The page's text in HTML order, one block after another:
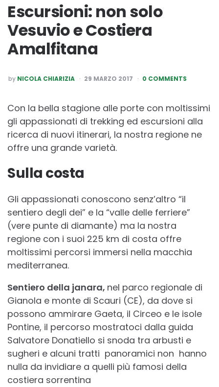
Escursioni: non solo
Vesuvio e Costiera
Amalfitana
POSTED
BY
by NICOLA CHIARIZIA 29 MARZO 2017 0 COMMENTS
Con la bella stagione alle porte con moltissimi
gli appassionati di trekking ed escursioni alla
ricerca di nuovi itinerari, la nostra regione ne
offre una grande varietà.
Sulla costa
Gli appassionati conoscono senz’altro “il
sentiero degli dei” e la “valle delle ferriere”
(vere punte di diamante) ma la nostra
regione con i suoi 225 km di costa offre
moltissimi percorsi immersi nella macchia
mediterranea.
Sentiero della janara, nel parco regionale di
Gianola e monte di Scauri (CE), da dove si
possono ammirare Gaeta, il Circeo e le isole
Pontine, il percorso mostratoci dalla guida
Salvatore Donatiello si snoda tra arbusti e
sugheri e alcuni tratti panoramici non hanno
nulla da invidiare a quelli più famosi della
costiera sorrentina